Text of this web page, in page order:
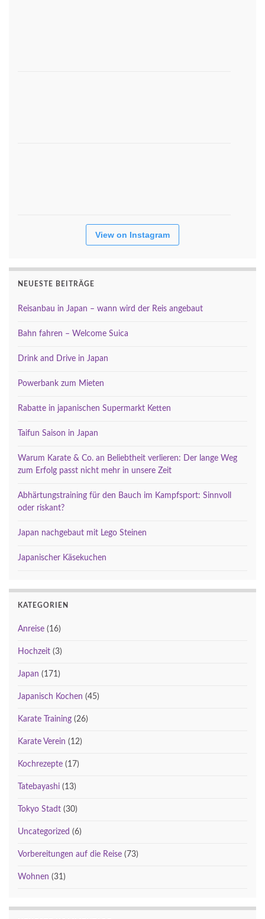
View on Instagram
NEUESTE BEITRÄGE
Reisanbau in Japan – wann wird der Reis angebaut
Bahn fahren – Welcome Suica
Drink and Drive in Japan
Powerbank zum Mieten
Rabatte in japanischen Supermarkt Ketten
Taifun Saison in Japan
Warum Karate & Co. an Beliebtheit verlieren: Der lange Weg
zum Erfolg passt nicht mehr in unsere Zeit
Abhärtungstraining für den Bauch im Kampfsport: Sinnvoll
oder riskant?
Japan nachgebaut mit Lego Steinen
Japanischer Käsekuchen
KATEGORIEN
Anreise (16)
Hochzeit (3)
Japan (171)
Japanisch Kochen (45)
Karate Training (26)
Karate Verein (12)
Kochrezepte (17)
Tatebayashi (13)
Tokyo Stadt (30)
Uncategorized (6)
Vorbereitungen auf die Reise (73)
Wohnen (31)